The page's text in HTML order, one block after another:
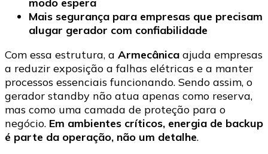
Mais segurança para empresas que precisam
alugar gerador com confiabilidade
Com essa estrutura, a Armecânica ajuda empresas
a reduzir exposição a falhas elétricas e a manter
processos essenciais funcionando. Sendo assim, o
gerador standby não atua apenas como reserva,
mas como uma camada de proteção para o
negócio. Em ambientes críticos, energia de backup
é parte da operação, não um detalhe.